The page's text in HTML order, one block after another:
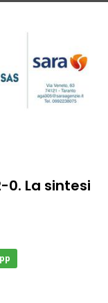
0. La sintesi